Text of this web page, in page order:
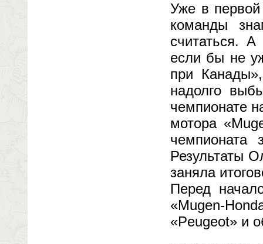
Уже в первой
команды
считаться.
если бы не
при
надолго
чемпионате
мотора
чемпионата
Результаты
заняла
Перед
«Mugen-
«Peugeot» и